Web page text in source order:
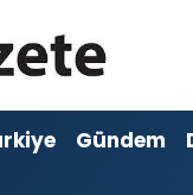
Gündem